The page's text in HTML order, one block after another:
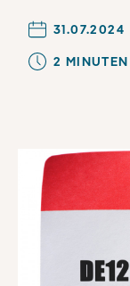
31.07.2024
2 MINUTEN